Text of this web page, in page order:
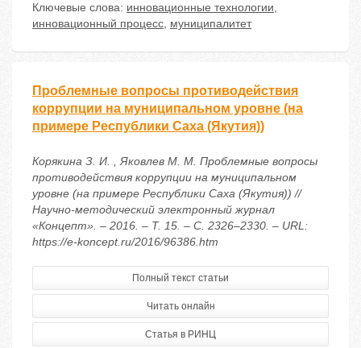
Ключевые слова: инновационные технологии,
инновационный процесс, муниципалитет
Проблемные вопросы противодействия
коррупции на муниципальном уровне (на
примере Республики Саха (Якутия))
Корякина З. И. , Яковлев М. М. Проблемные вопросы
противодействия коррупции на муниципальном
уровне (на примере Республики Саха (Якутия)) //
Научно-методический электронный журнал
«Концепт». – 2016. – Т. 15. – С. 2326–2330. – URL:
https://e-koncept.ru/2016/96386.htm
Полный текст статьи
Читать онлайн
Статья в РИНЦ